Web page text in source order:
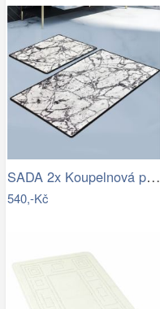
SADA 2x Koupelnová předložka MARBLE 60…
540,-Kč